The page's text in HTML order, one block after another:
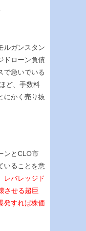
ルガンスタン
ドローン負債
で急いでいる
ど、手数料
にかく売り抜
ンとCLO市
いることを意
レバレッジド
させる超巨
発すれば株価